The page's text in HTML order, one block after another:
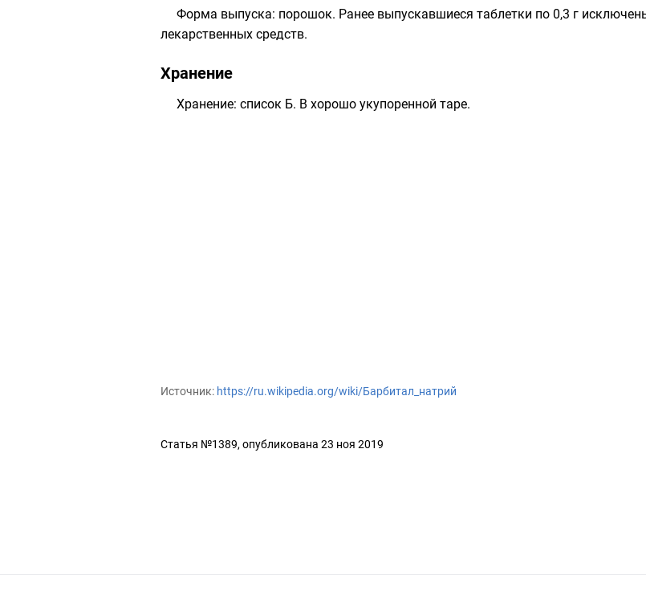
Форма выпуска: порошок. Ранее выпускавшиеся таблетки по 0,3 г
лекарственных средств.
Хранение
Хранение: список Б. В хорошо укупоренной таре.
Источник: https://ru.wikipedia.org/wiki/Барбитал_натрий
Статья №1389, опубликована 23 ноя 2019